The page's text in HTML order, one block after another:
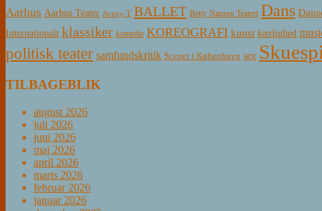
Aarhus Aarhus Teater Aveny-T BALLET Betty Nansen Teatret Dans
Internationalt klassiker komedie KOREOGRAFI kunst kærlighed
politisk teater samfundskritik Scener i København sex
TILBAGEBLIK
august 2026
juli 2026
juni 2026
maj 2026
april 2026
marts 2026
februar 2026
januar 2026